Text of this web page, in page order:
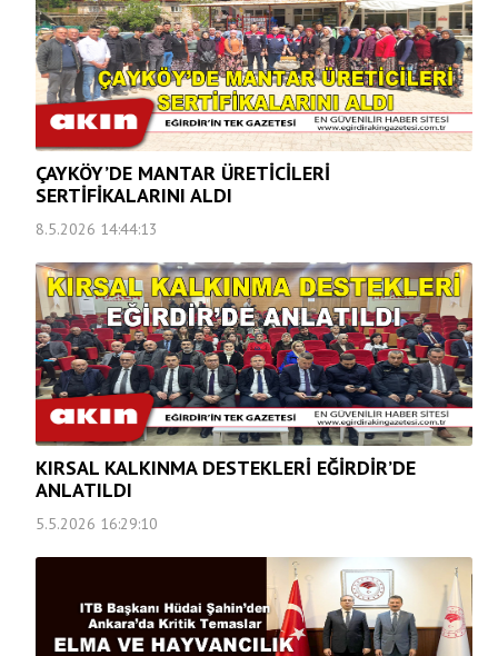
ÇAYKÖY’DE MANTAR ÜRETİCİLERİ
SERTİFİKALARINI ALDI
8.5.2026 14:44:13
KIRSAL KALKINMA DESTEKLERİ EĞİRDİR’DE
ANLATILDI
5.5.2026 16:29:10